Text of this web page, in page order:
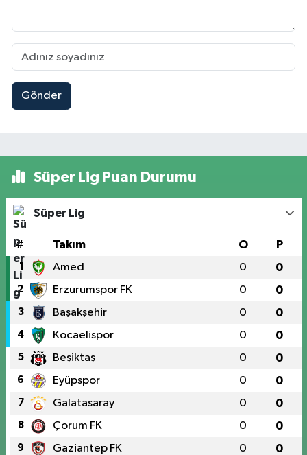
Gönder
Süper Lig Puan Durumu
Süper Lig
# Takım O P
1 Amed 0 0
2 Erzurumspor FK 0 0
3 Başakşehir 0 0
4 Kocaelispor 0 0
5 Beşiktaş 0 0
6 Eyüpspor 0 0
7 Galatasaray 0 0
8 Çorum FK 0 0
9 Gaziantep FK 0 0